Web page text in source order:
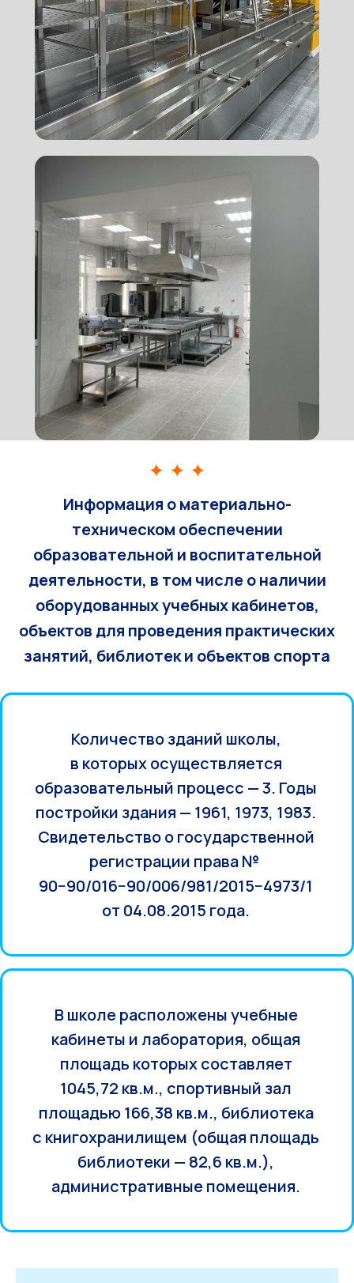
Информация о материально-
техническом обеспечении
образовательной и воспитательной
деятельности, в том числе о наличии
оборудованных учебных кабинетов,
объектов для проведения практических
занятий, библиотек и объектов спорта
Количество зданий школы,
в которых осуществляется
образовательный процесс — 3. Годы
постройки здания — 1961, 1973, 1983.
Свидетельство о государственной
регистрации права №
90−90/016−90/006/981/2015−4973/1
от 04.08.2015 года.
В школе расположены учебные
кабинеты и лаборатория, общая
площадь которых составляет
1045,72 кв.м., спортивный зал
площадью 166,38 кв.м., библиотека
с книгохранилищем (общая площадь
библиотеки — 82,6 кв.м.),
административные помещения.